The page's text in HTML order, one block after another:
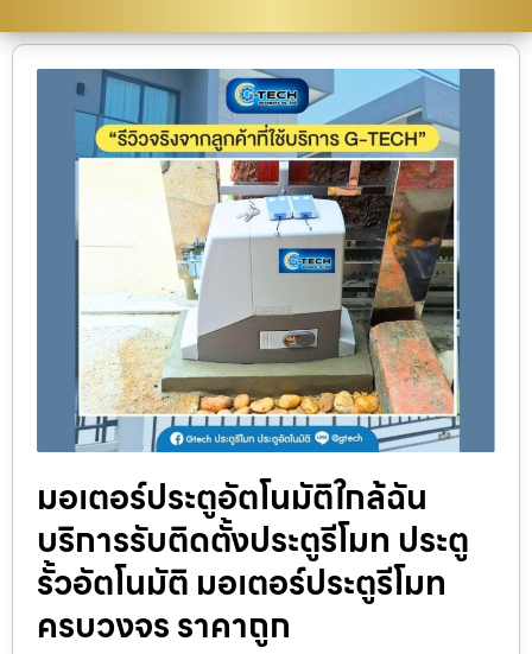
มอเตอร์ประตูอัตโนมัติใกล้ฉัน
บริการรับติดตั้งประตูรีโมท ประตู
รั้วอัตโนมัติ มอเตอร์ประตูรีโมท
ครบวงจร ราคาถูก